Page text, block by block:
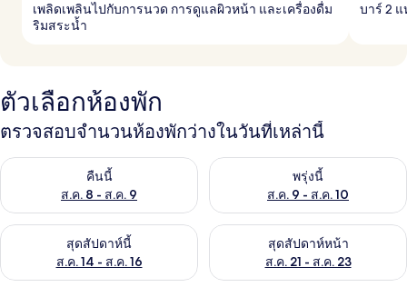
เพลิดเพลินไปกับการนวด การดูแลผิวหน้า และเครื่องดื่ม
ริมสระน้ำ
บาร์ 2
ตัวเลือกห้องพัก
ตรวจสอบจำนวนห้องพักว่างในวันที่เหล่านี้
คืนนี้
ส.ค. 8 - ส.ค. 9
ตรวจสอบจำนวนห้องพักว่างในคืนนี้ ส.ค. 8 - ส.ค. 9พรุ่งนี้
ส.ค. 9 - ส.ค. 10
ตรวจสอบจำนวนห้องพักว่างใน
สุดสัปดาห์นี้
ส.ค. 14 - ส.ค. 16
ตรวจสอบจำนวนห้องพักว่างในสุดสัปดาห์นี้ ส.ค. 14 - ส.ค. 16
สุดสัปดาห์หน้า
ส.ค. 21 - ส.ค. 23
ตรวจสอบจำนวนห้องพักว่างใน